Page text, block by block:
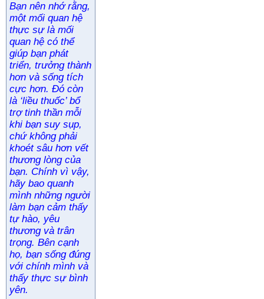
Bạn nên nhớ rằng,
một mối quan hệ
thực sự là mối
quan hệ có thể
giúp bạn phát
triển, trưởng thành
hơn và sống tích
cực hơn. Đó còn
là ‘liều thuốc’ bổ
trợ tinh thần mỗi
khi bạn suy sụp,
chứ không phải
khoét sâu hơn vết
thương lòng của
bạn. Chính vì vậy,
hãy bao quanh
mình những người
làm bạn cảm thấy
tự hào, yêu
thương và trân
trọng. Bên cạnh
họ, bạn sống đúng
với chính mình và
thấy thực sự bình
yên.